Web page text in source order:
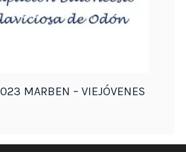
MARBEN – VIEJÓVENES